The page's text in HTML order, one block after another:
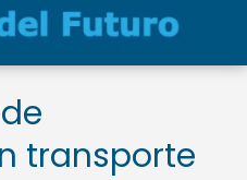
transporte